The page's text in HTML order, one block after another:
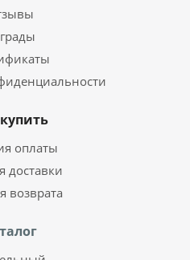
оплаты
доставки
возврата